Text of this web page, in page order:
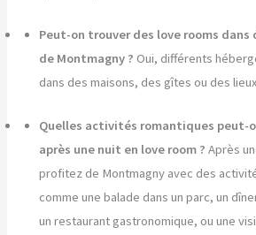
Peut-on trouver des love rooms
de Montmagny ? Oui, différents
dans des maisons, des gîtes ou des
Quelles activités romantiques peut-
après une nuit en love room ? Après
profitez de Montmagny avec des
comme une balade dans un parc, un
un restaurant gastronomique, ou une